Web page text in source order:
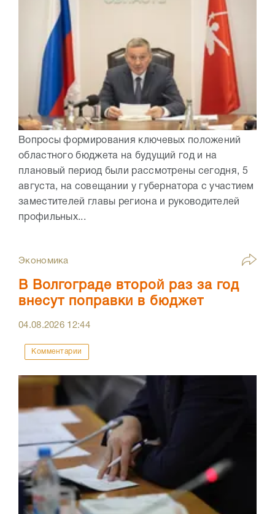
Вопросы формирования ключевых положений
областного бюджета на будущий год и на
плановый период были рассмотрены сегодня, 5
августа, на совещании у губернатора с участием
заместителей главы региона и руководителей
профильных...
Экономика
В Волгограде второй раз за год
внесут поправки в бюджет
04.08.2026 12:44
Комментарии